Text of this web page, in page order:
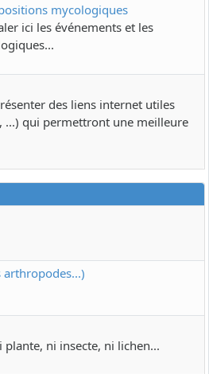
mycologiques
ici les événements et les
des liens internet utiles
...) qui permettront une meilleure
arthropodes...)
plante, ni insecte, ni lichen...